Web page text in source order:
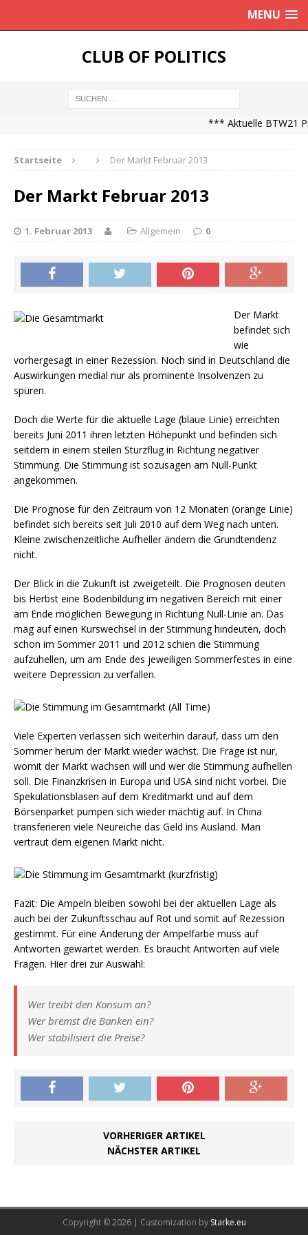
MENU
CLUB OF POLITICS
*** Aktuelle BTW21
Startseite Der Markt Februar 2013
Der Markt Februar 2013
1. Februar 2013 Allgemein 0
Der Markt
befindet sich
wie
vorhergesagt in einer Rezession. Noch sind in Deutschland die
Auswirkungen medial nur als prominente Insolvenzen zu
spüren.
Doch die Werte für die aktuelle Lage (blaue Linie) erreichten
bereits Juni 2011 ihren letzten Höhepunkt und befinden sich
seitdem in einem steilen Sturzflug in Richtung negativer
Stimmung. Die Stimmung ist sozusagen am Null-Punkt
angekommen.
Die Prognose für den Zeitraum von 12 Monaten (orange Linie)
befindet sich bereits seit Juli 2010 auf dem Weg nach unten.
Kleine zwischenzeitliche Aufheller ändern die Grundtendenz
nicht.
Der Blick in die Zukunft ist zweigeteilt. Die Prognosen deuten
bis Herbst eine Bodenbildung im negativen Bereich mit einer
am Ende möglichen Bewegung in Richtung Null-Linie an. Das
mag auf einen Kurswechsel in der Stimmung hindeuten, doch
schon im Sommer 2011 und 2012 schien die Stimmung
aufzuhellen, um am Ende des jeweiligen Sommerfestes in eine
weitere Depression zu verfallen.
Viele Experten verlassen sich weiterhin darauf, dass um den
Sommer herum der Markt wieder wächst. Die Frage ist nur,
womit der Markt wachsen will und wer die Stimmung aufhellen
soll. Die Finanzkrisen in Europa und USA sind nicht vorbei. Die
Spekulationsblasen auf dem Kreditmarkt und auf dem
Börsenparket pumpen sich wieder mächtig auf. In China
transferieren viele Neureiche das Geld ins Ausland. Man
vertraut dem eigenen Markt nicht.
Fazit: Die Ampeln bleiben sowohl bei der aktuellen Lage als
auch bei der Zukunftsschau auf Rot und somit auf Rezession
gestimmt. Für eine Änderung der Ampelfarbe muss auf
Antworten gewartet werden. Es braucht Antworten auf viele
Fragen. Hier drei zur Auswahl:
Wer treibt den Konsum an?
Wer bremst die Banken ein?
Wer stabilisiert die Preise?
VORHERIGER ARTIKEL
NÄCHSTER ARTIKEL
Copyright © 2026 | Customization by Starke.eu